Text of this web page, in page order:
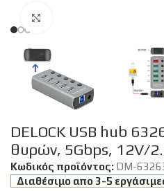
DELOCK USB hub
θυρών, 5Gbps, 12V/
Κωδικός προϊόντος: DM-
Διαθέσιμο απο 3-5